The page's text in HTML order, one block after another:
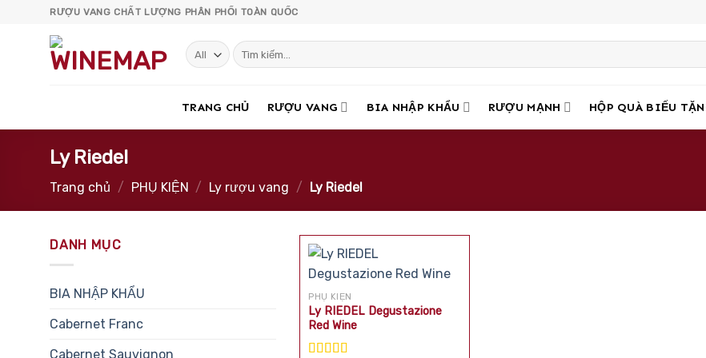
RƯỢU VANG CHẤT LƯỢNG PHÂN PHỐI TOÀN QUỐC
Tìm
kiếm:
TRANG CHỦ RƯỢU VANG BIA NHẬP KHẨU RƯỢU MẠNH HỘP QUÀ BIẾU
Ly Riedel
Trang chủ / PHỤ KIỆN / Ly rượu vang / Ly Riedel
DANH MỤC
BIA NHẬP KHẨU
Cabernet Franc
Cabernet Sauvignon
PHỤ KIỆN
Ly RIEDEL Degustazione
Red Wine